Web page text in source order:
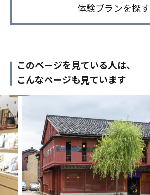
体験プランを探す
このページを見ている人は、
こんなページも見ています